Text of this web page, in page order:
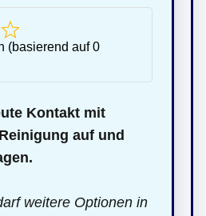
(basierend auf 0
Kontakt mit
auf und
weitere Optionen in